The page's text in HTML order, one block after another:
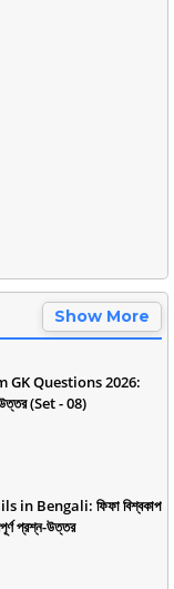
Show More
GK Questions 2026:
উত্তর (Set - 08)
Bengali: ফিফা বিশ্বকাপ
প্রশ্ন-উত্তর